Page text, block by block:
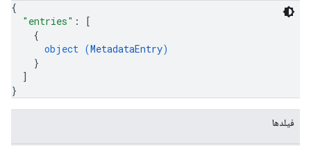
{
"entries" :
[
{
object (MetadataEntry)
}
]
}
فیلدها